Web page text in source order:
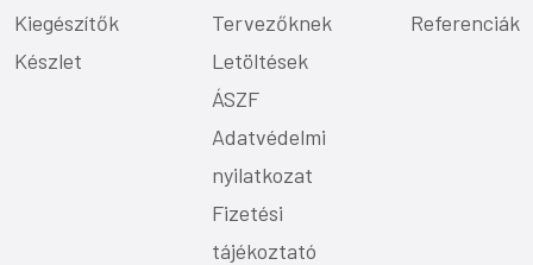
Kiegészítők
Készlet
Tervezőknek
Letöltések
ÁSZF
Adatvédelmi
nyilatkozat
Fizetési
tájékoztató
Referenciák